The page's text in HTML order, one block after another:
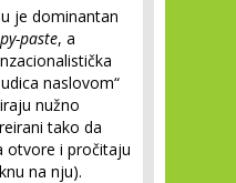
je dominantan
paste, a
naslovom“
nužno
tako da
otvore i pročitaju
na nju).